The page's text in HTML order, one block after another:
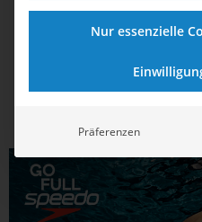
hat sich Julian Real den
Fußball-Spiele schaut er
getrost sagen. In diesem
Nur essenzielle
Präferenzen